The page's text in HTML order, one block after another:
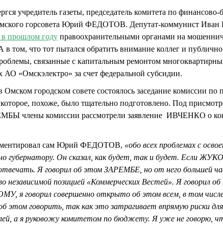
учредитель газеты, председатель комитета по
горсовета Юрий ФЕДОТОВ. Депутат-коммунист
прошлом году правоохранительными органами на
что тот пытался обратить внимание коллег и публично
связанные с капитальным ремонтом
«Омскэлектро» за счет федеральной субсидии.
Омском городском совете состоялось заседание комиссии по
похоже, было тщательно подготовлено. Под
члены комиссии рассмотрели заявление ИВЧЕНКО о
сам Юрий ФЕДОТОВ, «обо всех проблемах с
губернатору. Он сказал, как будет, так и будет. Если
Я говорил об этом ЗАРЕМБЕ, но от него большей
независимой позицией «Коммерческих Вестей». Я говорил
я говорил совершенно открыто об этом всем, в том
этом говорить, так как это затрагивает впрямую риски
а я руковожу комитетом по бюджету. Я уже не говорю,